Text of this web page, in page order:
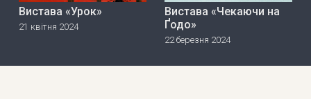
Вистава «Урок»
21 квітня 2024
Вистава «Чекаючи на
Ґодо»
22 березня 2024